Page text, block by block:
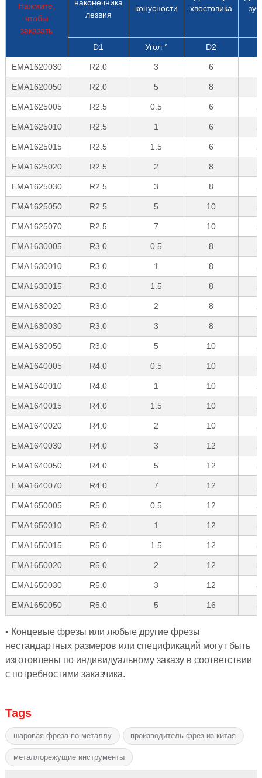
Нажмите,
чтобы
заказать
наконечника
лезвия
конусности
хвостовика
D1 Угол ° D2
EMA1620030 R2.0 3 6
EMA1620050 R2.0 5 8
EMA1625005 R2.5 0.5 6
EMA1625010 R2.5 1 6
EMA1625015 R2.5 1.5 6
EMA1625020 R2.5 2 8
EMA1625030 R2.5 3 8
EMA1625050 R2.5 5 10
EMA1625070 R2.5 7 10
EMA1630005 R3.0 0.5 8
EMA1630010 R3.0 1 8
EMA1630015 R3.0 1.5 8
EMA1630020 R3.0 2 8
EMA1630030 R3.0 3 8
EMA1630050 R3.0 5 10
EMA1640005 R4.0 0.5 10
EMA1640010 R4.0 1 10
EMA1640015 R4.0 1.5 10
EMA1640020 R4.0 2 10
EMA1640030 R4.0 3 12
EMA1640050 R4.0 5 12
EMA1640070 R4.0 7 12
EMA1650005 R5.0 0.5 12
EMA1650010 R5.0 1 12
EMA1650015 R5.0 1.5 12
EMA1650020 R5.0 2 12
EMA1650030 R5.0 3 12
EMA1650050 R5.0 5 16
• Концевые фрезы или любые другие фрезы
нестандартных размеров или спецификаций могут быть
изготовлены по индивидуальному заказу в соответствии
с потребностями заказчика.
Tags
шаровая фреза по металлу производитель фрез из китая
металлорежущие инструменты